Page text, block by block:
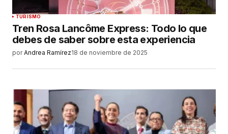
TURISMO
Tren Rosa Lancôme Express: Todo lo que
debes de saber sobre esta experiencia
por Andrea Ramírez18 de noviembre de 2025